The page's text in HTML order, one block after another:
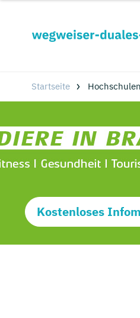
Startseite
Kostenloses